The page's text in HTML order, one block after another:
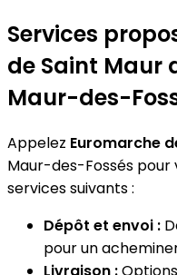
Services
de Saint Maur
Maur-des-
Appelez Euromarche
Maur-des-Fossés pour
services suivants :
Dépôt et envoi :
pour un
Livraison :